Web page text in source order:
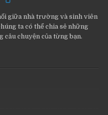
giữa nhà trường và sinh viên
ta có thể chia sẻ những
câu chuyện của từng bạn.